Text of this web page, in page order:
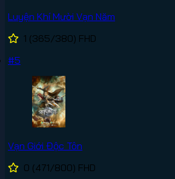
Luyện Khí Mười Vạn Năm
1 (365/380) FHD
#5
Vạn Giới Độc Tôn
0 (471/800) FHD